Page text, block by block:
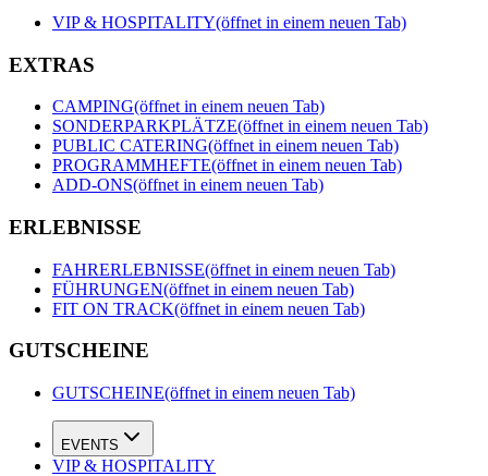
VIP & HOSPITALITY(öffnet in einem neuen Tab)
EXTRAS
CAMPING(öffnet in einem neuen Tab)
SONDERPARKPLÄTZE(öffnet in einem neuen Tab)
PUBLIC CATERING(öffnet in einem neuen Tab)
PROGRAMMHEFTE(öffnet in einem neuen Tab)
ADD-ONS(öffnet in einem neuen Tab)
ERLEBNISSE
FAHRERLEBNISSE(öffnet in einem neuen Tab)
FÜHRUNGEN(öffnet in einem neuen Tab)
FIT ON TRACK(öffnet in einem neuen Tab)
GUTSCHEINE
GUTSCHEINE(öffnet in einem neuen Tab)
EVENTS
VIP & HOSPITALITY